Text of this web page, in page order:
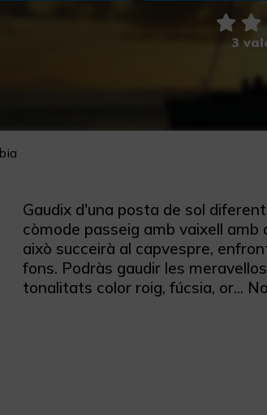
3
Gaudix d'una posta de sol
còmode passeig amb vaixell
això succeirà al capvespre,
fons. Podràs gaudir les
tonalitats color roig, fúcsia, or...